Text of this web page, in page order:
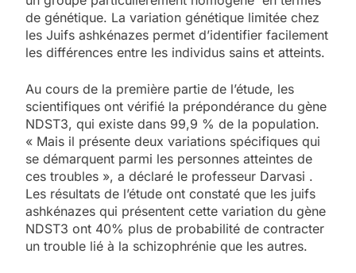
de génétique. La variation génétique limitée chez
les Juifs ashkénazes permet d’identifier facilement
les différences entre les individus sains et atteints.
Au cours de la première partie de l’étude, les
scientifiques ont vérifié la prépondérance du gène
NDST3, qui existe dans 99,9 % de la population.
« Mais il présente deux variations spécifiques qui
se démarquent parmi les personnes atteintes de
ces troubles », a déclaré le professeur Darvasi .
Les résultats de l’étude ont constaté que les juifs
ashkénazes qui présentent cette variation du gène
NDST3 ont 40% plus de probabilité de contracter
un trouble lié à la schizophrénie que les autres.